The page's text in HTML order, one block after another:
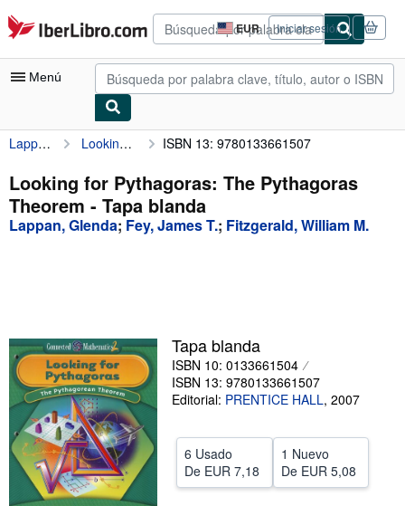
Pasar al contenido principal
IberLibro.com EUR
Preferencias
de
compra
del
Iniciar sesión
Menú
Mi cuenta
Consultar mis pedidos
Búsqueda avanzada
Vendedores
Comenzar a vender
Ayuda
Lappan, Glenda Looking for Pythagoras: The Pythagoras Theorem ISBN 13: 9780133661507
Looking for Pythagoras: The Pythagoras
Theorem - Tapa blanda
Lappan, Glenda; Fey, James T.; Fitzgerald, William M.
Tapa blanda
ISBN 10: 0133661504
ISBN 13: 9780133661507
Editorial: PRENTICE HALL, 2007
6 Usado
De EUR 7,18
1 Nuevo
De EUR 5,08